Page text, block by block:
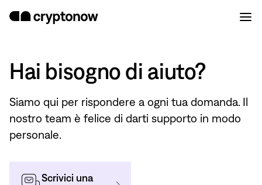
Hai bisogno di aiuto?
Siamo qui per rispondere a ogni tua domanda. Il
nostro team è felice di darti supporto in modo
personale.
Scrivici una